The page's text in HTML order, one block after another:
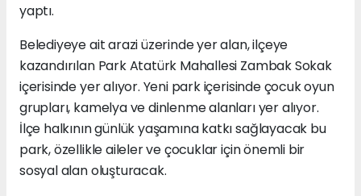
yaptı.
Belediyeye ait arazi üzerinde yer alan, ilçeye
kazandırılan Park Atatürk Mahallesi Zambak Sokak
içerisinde yer alıyor. Yeni park içerisinde çocuk oyun
grupları, kamelya ve dinlenme alanları yer alıyor.
İlçe halkının günlük yaşamına katkı sağlayacak bu
park, özellikle aileler ve çocuklar için önemli bir
sosyal alan oluşturacak.